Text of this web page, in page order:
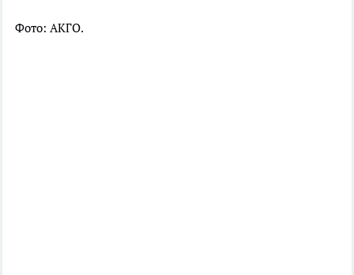
Фото: АКГО.